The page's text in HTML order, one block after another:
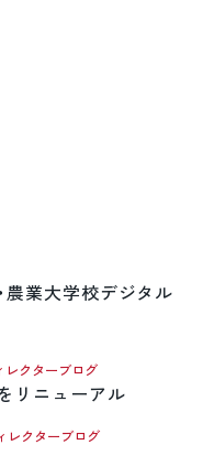
農業大学校デジタル
レクターブログ
リニューアル
レクターブログ